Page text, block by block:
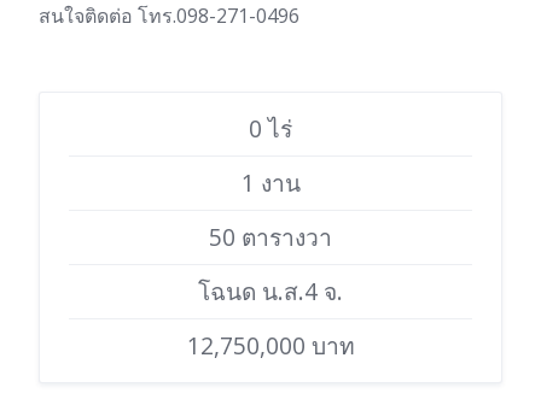
สนใจติดต่อ โทร.098-271-0496
0 ไร่
1 งาน
50 ตารางวา
โฉนด น.ส.4 จ.
12,750,000 บาท